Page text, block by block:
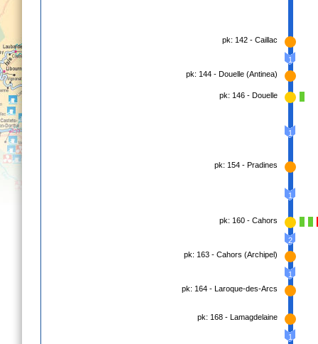
pk: 142 - Caillac
1
pk: 144 - Douelle (Antinea)
pk: 146 - Douelle
1
pk: 154 - Pradines
1
pk: 160 - Cahors
2
pk: 163 - Cahors (Archipel)
1
pk: 164 - Laroque-des-Arcs
pk: 168 - Lamagdelaine
1